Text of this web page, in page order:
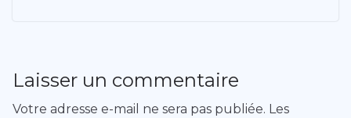
Laisser un commentaire
Votre adresse e-mail ne sera pas publiée. Les